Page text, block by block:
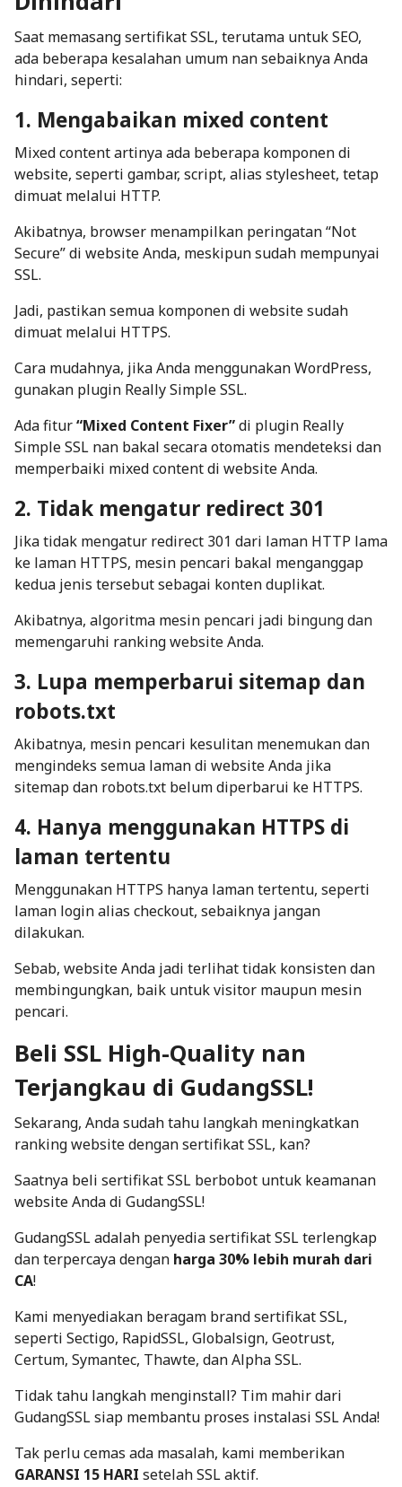
Saat memasang sertifikat SSL, terutama untuk SEO,
ada beberapa kesalahan umum nan sebaiknya Anda
hindari, seperti:
1. Mengabaikan mixed content
Mixed content artinya ada beberapa komponen di
website, seperti gambar, script, alias stylesheet, tetap
dimuat melalui HTTP.
Akibatnya, browser menampilkan peringatan “Not
Secure” di website Anda, meskipun sudah mempunyai
SSL.
Jadi, pastikan semua komponen di website sudah
dimuat melalui HTTPS.
Cara mudahnya, jika Anda menggunakan WordPress,
gunakan plugin Really Simple SSL.
Ada fitur“Mixed Content Fixer”di plugin Really
Simple SSL nan bakal secara otomatis mendeteksi dan
memperbaiki mixed content di website Anda.
2. Tidak mengatur redirect 301
Jika tidak mengatur redirect 301 dari laman HTTP lama
ke laman HTTPS, mesin pencari bakal menganggap
kedua jenis tersebut sebagai konten duplikat.
Akibatnya, algoritma mesin pencari jadi bingung dan
memengaruhi ranking website Anda.
3. Lupa memperbarui sitemap dan
robots.txt
Akibatnya, mesin pencari kesulitan menemukan dan
mengindeks semua laman di website Anda jika
sitemap dan robots.txt belum diperbarui ke HTTPS.
4. Hanya menggunakan HTTPS di
laman tertentu
Menggunakan HTTPS hanya laman tertentu, seperti
laman login alias checkout, sebaiknya jangan
dilakukan.
Sebab, website Anda jadi terlihat tidak konsisten dan
membingungkan, baik untuk visitor maupun mesin
pencari.
Beli SSL High-Quality nan
Terjangkau di GudangSSL!
Sekarang, Anda sudah tahu langkah meningkatkan
ranking website dengan sertifikat SSL, kan?
Saatnya beli sertifikat SSL berbobot untuk keamanan
website Anda di GudangSSL!
GudangSSLadalah penyedia sertifikat SSL terlengkap
dan terpercaya dengan harga 30% lebih murah dari
CA!
Kami menyediakan beragam brand sertifikat SSL,
seperti Sectigo, RapidSSL, Globalsign, Geotrust,
Certum, Symantec, Thawte, dan Alpha SSL.
Tidak tahu langkah menginstall? Tim mahir dari
GudangSSL siap membantu proses instalasi SSL Anda!
Tak perlu cemas ada masalah, kami memberikan
GARANSI 15 HARI setelah SSL aktif.